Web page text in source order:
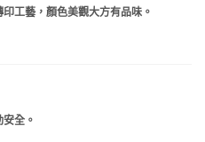
工藝，顏色美觀大方有品味。
全。